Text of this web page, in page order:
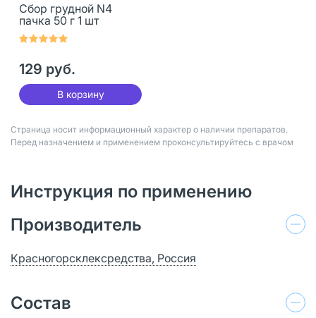
Сбор грудной N4
пачка 50 г 1 шт
129 руб.
В корзину
Страница носит информационный характер о наличии препаратов.
Перед назначением и применением проконсультируйтесь с врачом
Инструкция по применению
Производитель
Красногорсклексредства, Россия
Состав